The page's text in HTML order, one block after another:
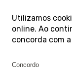
Utilizamos
online. Ao
concorda com
Concordo